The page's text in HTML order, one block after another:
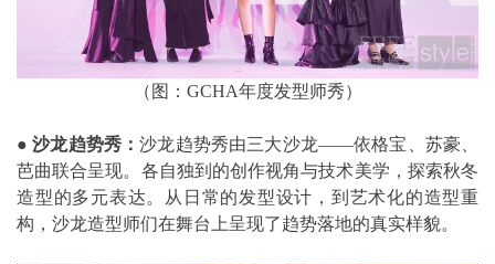
（图：GCHA年度发型师秀）
●沙龙趋势秀：沙龙趋势秀由三大沙龙——依格宝、苏豪、
芭曲联合呈现。各自独到的创作视角与技术美学，探索秋冬
造型的多元表达。从日常的发型设计，到艺术化的造型重
构，沙龙造型师们在舞台上呈现了趋势落地的真实样貌。